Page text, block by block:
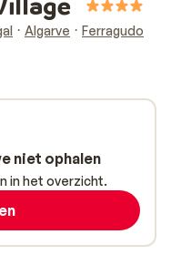
Algarve
Ferragudo
niet ophalen
in het overzicht.